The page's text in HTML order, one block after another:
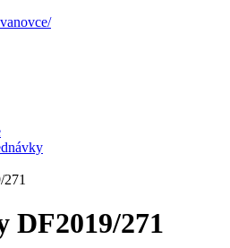
271